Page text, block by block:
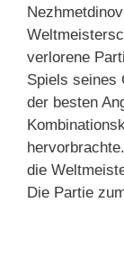
verlorene
Spiels seines
der besten
die
Die Partie